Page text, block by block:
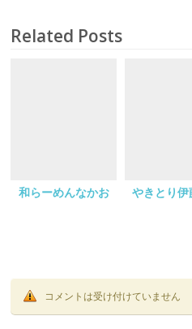
Related Posts
和らーめんなかお やきとり伊
コメントは受け付けていません